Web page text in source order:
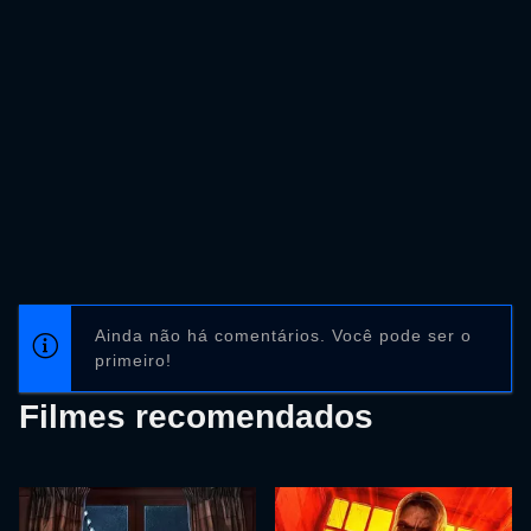
Ainda não há comentários. Você pode ser o
primeiro!
Filmes recomendados